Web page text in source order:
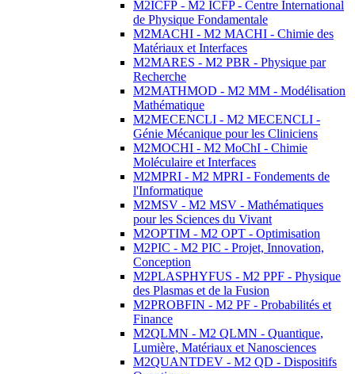
M2ICFP - M2 ICFP - Centre International
de Physique Fondamentale
M2MACHI - M2 MACHI - Chimie des
Matériaux et Interfaces
M2MARES - M2 PBR - Physique par
Recherche
M2MATHMOD - M2 MM - Modélisation
Mathématique
M2MECENCLI - M2 MECENCLI -
Génie Mécanique pour les Cliniciens
M2MOCHI - M2 MoChI - Chimie
Moléculaire et Interfaces
M2MPRI - M2 MPRI - Fondements de
l'Informatique
M2MSV - M2 MSV - Mathématiques
pour les Sciences du Vivant
M2OPTIM - M2 OPT - Optimisation
M2PIC - M2 PIC - Projet, Innovation,
Conception
M2PLASPHYFUS - M2 PPF - Physique
des Plasmas et de la Fusion
M2PROBFIN - M2 PF - Probabilités et
Finance
M2QLMN - M2 QLMN - Quantique,
Lumière, Matériaux et Nanosciences
M2QUANTDEV - M2 QD - Dispositifs